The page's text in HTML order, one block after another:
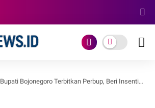
Bupati Bojonegoro Terbitkan Perbup, Beri Insentif Calon Pengantin untuk Tekan Pernikahan Dini